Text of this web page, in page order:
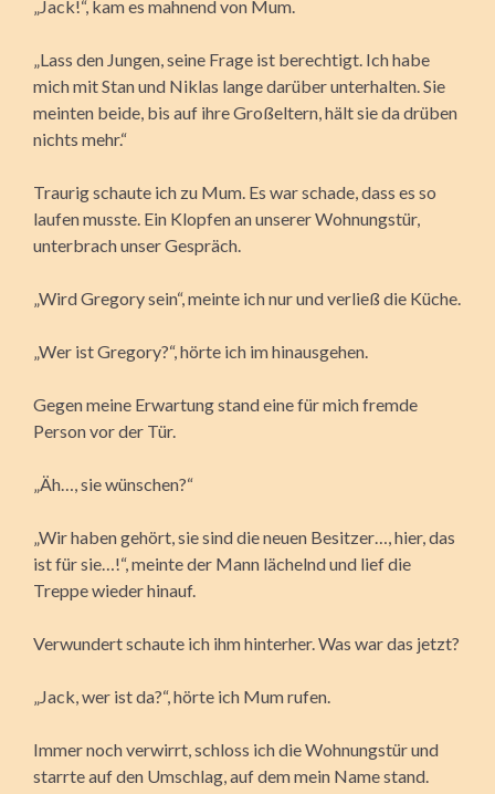
„Jack!“, kam es mahnend von Mum.
„Lass den Jungen, seine Frage ist berechtigt. Ich habe
mich mit Stan und Niklas lange darüber unterhalten. Sie
meinten beide, bis auf ihre Großeltern, hält sie da drüben
nichts mehr.“
Traurig schaute ich zu Mum. Es war schade, dass es so
laufen musste. Ein Klopfen an unserer Wohnungstür,
unterbrach unser Gespräch.
„Wird Gregory sein“, meinte ich nur und verließ die Küche.
„Wer ist Gregory?“, hörte ich im hinausgehen.
Gegen meine Erwartung stand eine für mich fremde
Person vor der Tür.
„Äh…, sie wünschen?“
„Wir haben gehört, sie sind die neuen Besitzer…, hier, das
ist für sie…!“, meinte der Mann lächelnd und lief die
Treppe wieder hinauf.
Verwundert schaute ich ihm hinterher. Was war das jetzt?
„Jack, wer ist da?“, hörte ich Mum rufen.
Immer noch verwirrt, schloss ich die Wohnungstür und
starrte auf den Umschlag, auf dem mein Name stand.